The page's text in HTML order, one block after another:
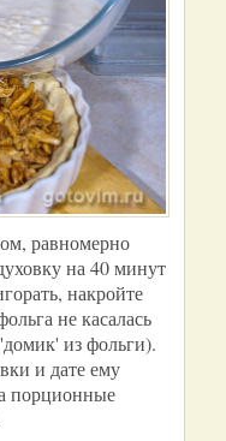
равномерно
на 40 минут
накройте
не касалась
из фольги).
и дате ему
порционные